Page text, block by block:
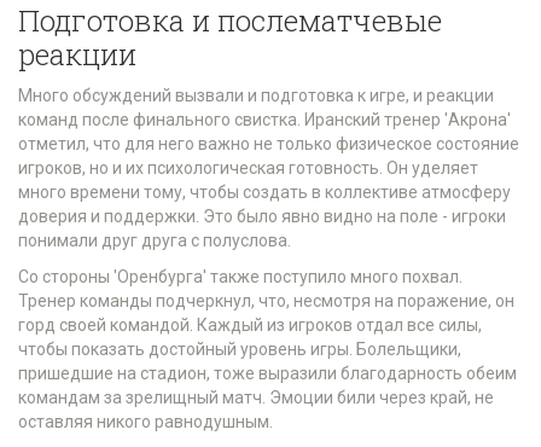
Подготовка и послематчевые
реакции
Много обсуждений вызвали и подготовка к игре, и реакции
команд после финального свистка. Иранский тренер 'Акрона'
отметил, что для него важно не только физическое состояние
игроков, но и их психологическая готовность. Он уделяет
много времени тому, чтобы создать в коллективе атмосферу
доверия и поддержки. Это было явно видно на поле - игроки
понимали друг друга с полуслова.
Со стороны 'Оренбурга' также поступило много похвал.
Тренер команды подчеркнул, что, несмотря на поражение, он
горд своей командой. Каждый из игроков отдал все силы,
чтобы показать достойный уровень игры. Болельщики,
пришедшие на стадион, тоже выразили благодарность обеим
командам за зрелищный матч. Эмоции били через край, не
оставляя никого равнодушным.